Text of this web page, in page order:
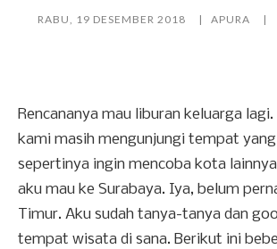
RABU, 19 DESEMBER 2018 APURA
Rencananya mau liburan keluarga
kami masih mengunjungi tempat
sepertinya ingin mencoba kota
aku mau ke Surabaya. Iya, belum
Timur. Aku sudah tanya-tanya dan
tempat wisata di sana. Berikut ini